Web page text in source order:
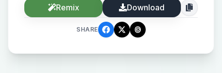
Remix Download
SHARE